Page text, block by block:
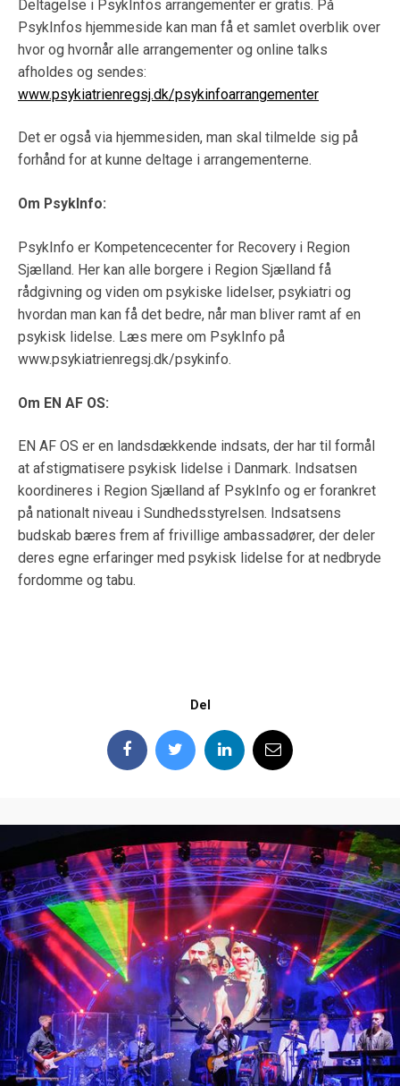
Deltagelse i PsykInfos arrangementer er gratis. På
PsykInfos hjemmeside kan man få et samlet overblik over
hvor og hvornår alle arrangementer og online talks
afholdes og sendes:
www.psykiatrienregsj.dk/psykinfoarrangementer
Det er også via hjemmesiden, man skal tilmelde sig på
forhånd for at kunne deltage i arrangementerne.
Om PsykInfo:
PsykInfo er Kompetencecenter for Recovery i Region
Sjælland. Her kan alle borgere i Region Sjælland få
rådgivning og viden om psykiske lidelser, psykiatri og
hvordan man kan få det bedre, når man bliver ramt af en
psykisk lidelse. Læs mere om PsykInfo på
www.psykiatrienregsj.dk/psykinfo.
Om EN AF OS:
EN AF OS er en landsdækkende indsats, der har til formål
at afstigmatisere psykisk lidelse i Danmark. Indsatsen
koordineres i Region Sjælland af PsykInfo og er forankret
på nationalt niveau i Sundhedsstyrelsen. Indsatsens
budskab bæres frem af frivillige ambassadører, der deler
deres egne erfaringer med psykisk lidelse for at nedbryde
fordomme og tabu.
Del